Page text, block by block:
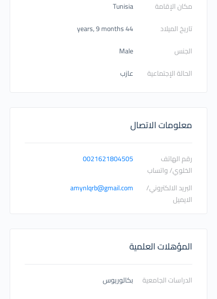
مكان الإقامة
Tunisia
تاريخ الميلاد
44 years, 9 months
الجنس
Male
الحالة الإجتماعية
عازب
معلومات الاتصال
رقم الهاتف
الخلوي/ واتساب
0021621804505
البريد الالكتروني/
الايميل
amynlqrb@gmail.com
المؤهلات العلمية
الدراسات الجامعية
بكالوريوس